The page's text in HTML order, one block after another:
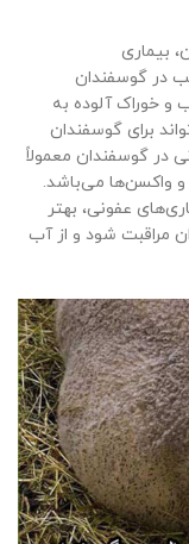
بیماری
در گوسفندان
و خوراک آلوده به
برای گوسفندان
در گوسفندان معمولاً
و واکسن‌ها می‌باشد.
عفونی، بهتر
مراقبت شود و از آب